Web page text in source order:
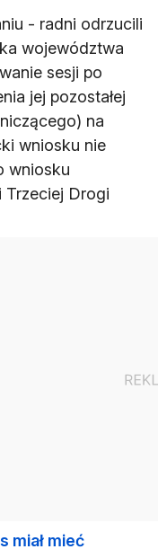
- radni odrzucili
województwa
sesji po
jej pozostałej
na
wniosku nie
wniosku
Trzeciej Drogi
miał mieć